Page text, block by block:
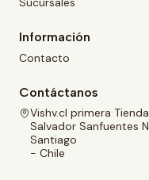
Información
Contacto
Contáctanos
Vishv.cl primera
Salvador Sanfuentes
Santiago
- Chile